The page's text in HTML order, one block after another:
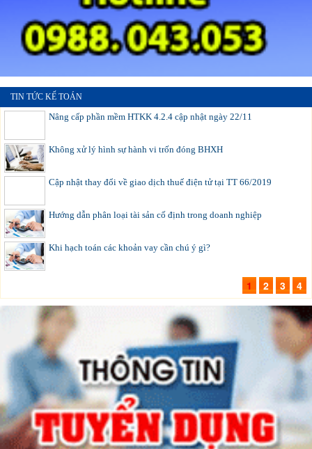
TIN TỨC KẾ TOÁN
Nâng cấp phần mềm HTKK 4.2.4 cập nhật ngày 22/11
Không xử lý hình sự hành vi trốn đóng BHXH
Cập nhật thay đổi về giao dịch thuế điện tử tại TT 66/2019
Hướng dẫn phân loại tài sản cố định trong doanh nghiệp
Khi hạch toán các khoản vay cần chú ý gì?
1 2 3 4